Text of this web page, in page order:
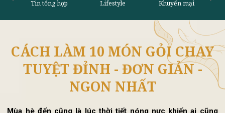
Tin tổng hợp Lifestyle
CÁCH LÀM 10 MÓN GỎI CHAY
TUYỆT ĐỈNH - ĐƠN GIẢN -
NGON NHẤT